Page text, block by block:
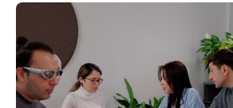
ПАО
"МТС"
Собрания
акционеров
Личный
кабинет
акционера